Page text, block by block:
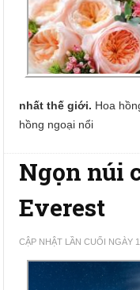
nhất thế giới. Hoa
hồng ngoại nổi
Ngọn núi
Everest
CẬP NHẬT LẦN CUỐI NGÀY